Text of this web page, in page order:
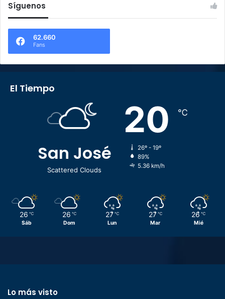
Síguenos
62.660
Fans
El Tiempo
San José
Scattered Clouds
20 ℃
26º - 19º
89%
5.36 km/h
26 ℃
Sáb
26 ℃
Dom
27 ℃
Lun
27 ℃
Mar
26 ℃
Mié
Lo más visto